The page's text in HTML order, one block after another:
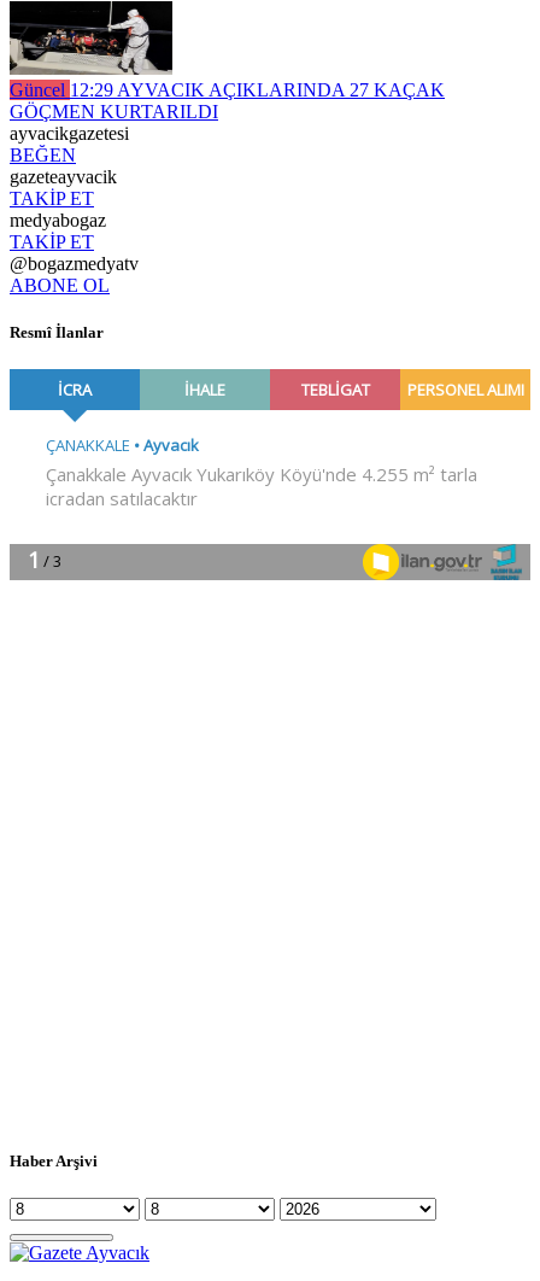
Güncel 12:29 AYVACIK AÇIKLARINDA 27 KAÇAK
GÖÇMEN KURTARILDI
ayvacikgazetesi
BEĞEN
gazeteayvacik
TAKİP ET
medyabogaz
TAKİP ET
@bogazmedyatv
ABONE OL
Resmî İlanlar
Haber Arşivi